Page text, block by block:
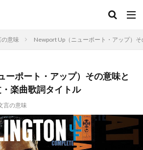
の意味 Newport Up（ニューポート・アップ）
ーポート・アップ）その意味と
楽曲歌詞タイトル
言の意味